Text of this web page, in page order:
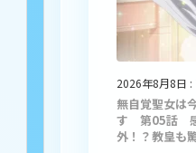
2026年8月8日 :
無自覚聖女は
す 第05話 感
外！？教皇も